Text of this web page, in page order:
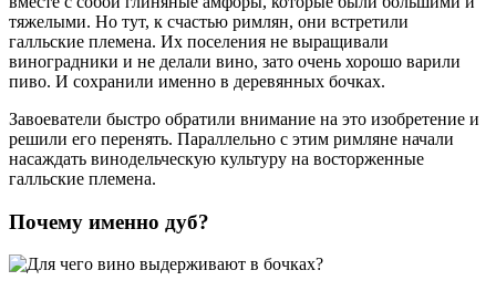
тяжелыми. Но тут, к счастью римлян, они встретили
галльские племена. Их поселения не выращивали
виноградники и не делали вино, зато очень хорошо варили
пиво. И сохранили именно в деревянных бочках.
Завоеватели быстро обратили внимание на это изобретение и
решили его перенять. Параллельно с этим римляне начали
насаждать винодельческую культуру на восторженные
галльские племена.
Почему именно дуб?